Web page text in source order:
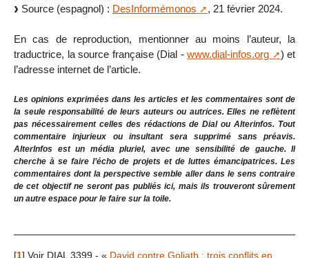
Source (espagnol) : DesInformémonos , 21 février 2024.
En cas de reproduction, mentionner au moins l’auteur, la
traductrice, la source française (Dial - www.dial-infos.org
) et
l’adresse internet de l’article.
Les opinions exprimées dans les articles et les commentaires sont de
la seule responsabilité de leurs auteurs ou autrices. Elles ne reflètent
pas nécessairement celles des rédactions de Dial ou Alterinfos. Tout
commentaire injurieux ou insultant sera supprimé sans préavis.
AlterInfos est un média pluriel, avec une sensibilité de gauche. Il
cherche à se faire l’écho de projets et de luttes émancipatrices. Les
commentaires dont la perspective semble aller dans le sens contraire
de cet objectif ne seront pas publiés ici, mais ils trouveront sûrement
un autre espace pour le faire sur la toile.
[1] Voir DIAL 3399 - « David contre Goliath : trois conflits en